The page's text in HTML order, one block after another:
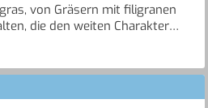
von Gräsern mit filigranen
die den weiten Charakter
werden. Sie sind immer ein
oder mit lange haltbaren